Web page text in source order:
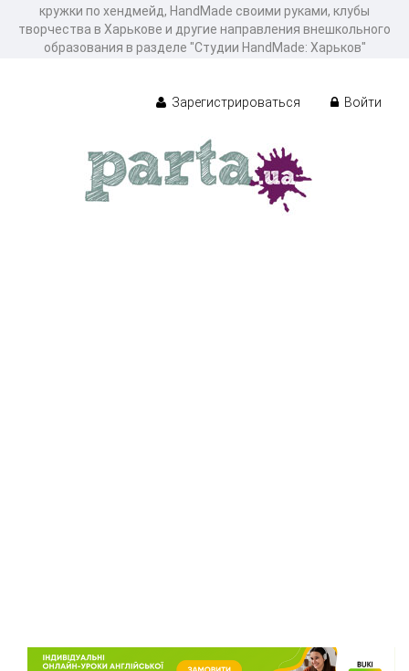
кружки по хендмейд, HandMade своими руками, клубы
творчества в Харькове и другие направления внешкольного
образования в разделе "Студии HandMade: Харьков"
Зарегистрироваться Войти